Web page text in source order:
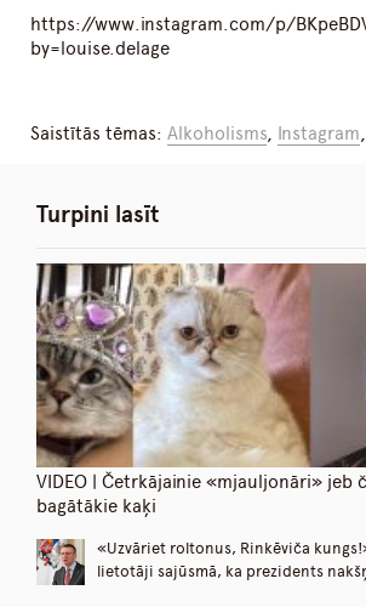
https://www.instagram.com/p/
by=louise.delage
Saistītās tēmas:Alkoholisms, Instagram
Turpini lasīt
VIDEO | Četrkājainie «mjauljonāri» jeb
bagātākie kaķi
«Uzvāriet roltonus, Rinkēviča
lietotāji sajūsmā, ka prezidents